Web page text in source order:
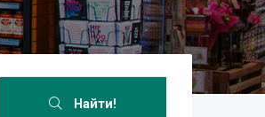
Найти!